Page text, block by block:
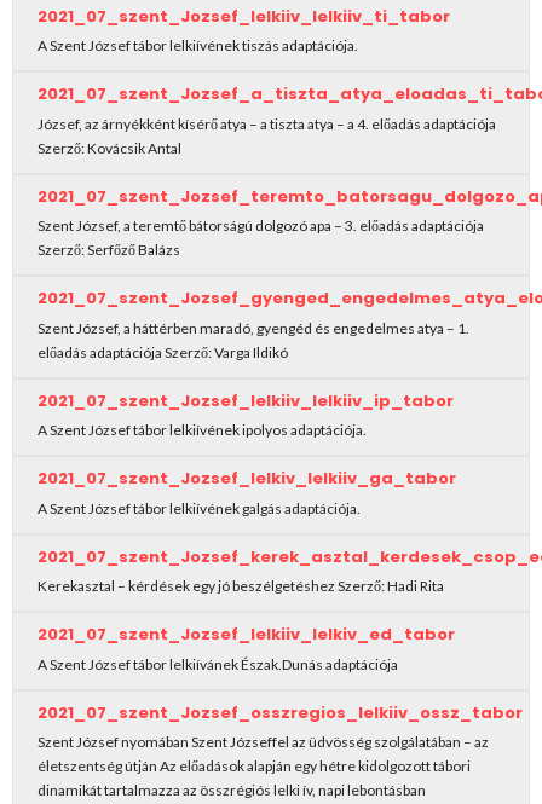
2021_07_szent_Jozsef_lelkiiv_lelkiiv_ti_tabor
A Szent József tábor lelkiívének tiszás adaptációja.
József, az árnyékként kísérő atya – a tiszta atya – a 4. előadás adaptációja
Szerző: Kovácsik Antal
Szent József, a teremtő bátorságú dolgozó apa – 3. előadás adaptációja
Szerző: Serfőző Balázs
Szent József, a háttérben maradó, gyengéd és engedelmes atya – 1.
előadás adaptációja Szerző: Varga Ildikó
2021_07_szent_Jozsef_lelkiiv_lelkiiv_ip_tabor
A Szent József tábor lelkiívének ipolyos adaptációja.
2021_07_szent_Jozsef_lelkiv_lelkiiv_ga_tabor
A Szent József tábor lelkiívének galgás adaptációja.
Kerekasztal – kérdések egy jó beszélgetéshez Szerző: Hadi Rita
2021_07_szent_Jozsef_lelkiiv_lelkiv_ed_tabor
A Szent József tábor lelkiívánek Észak.Dunás adaptációja
2021_07_szent_Jozsef_osszregios_lelkiiv_ossz_tabor
Szent József nyomában Szent Józseffel az üdvösség szolgálatában – az
életszentség útján Az előadások alapján egy hétre kidolgozott tábori
dinamikát tartalmazza az összrégiós lelki ív, napi lebontásban